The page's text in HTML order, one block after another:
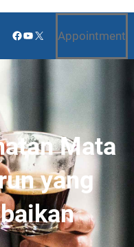
Facebook
YouTube
X Appointment
Mata
yang